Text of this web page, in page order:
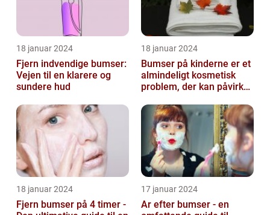
18 januar 2024
Fjern indvendige bumser:
Vejen til en klarere og
sundere hud
18 januar 2024
Bumser på kinderne er et
almindeligt kosmetisk
problem, der kan påvirke
18 januar 2024
Fjern bumser på 4 timer -
17 januar 2024
Ar efter bumser - en